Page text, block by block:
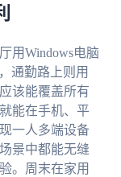
用Windows电脑
通勤路上则用
该能覆盖所有
能在手机、平
一人多端设备
景中都能无缝
。周末在家用